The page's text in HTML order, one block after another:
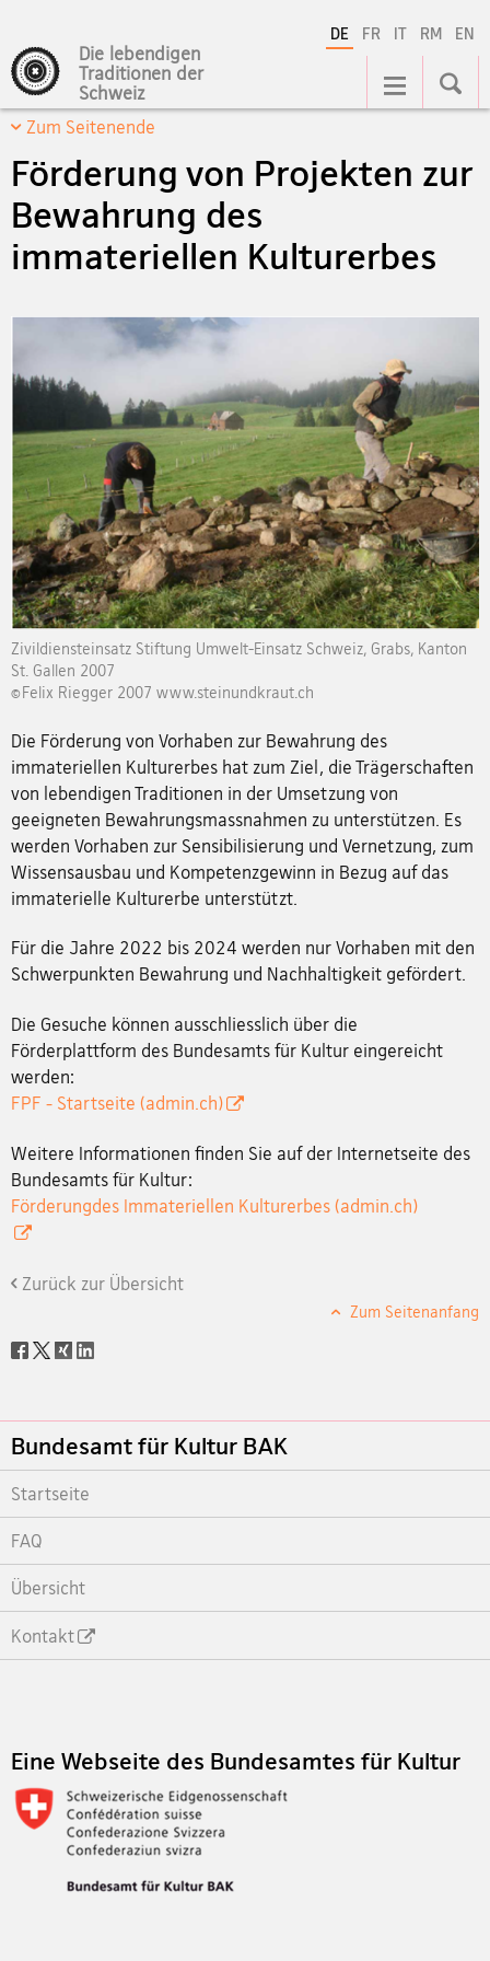
DE FR IT RM EN
Die lebendigen
Traditionen der
Schweiz
Hauptnavigation
Zum Seitenende
Förderung von Projekten zur
Bewahrung des
immateriellen Kulturerbes
Zivildiensteinsatz Stiftung Umwelt-Einsatz Schweiz, Grabs, Kanton
St. Gallen 2007
©Felix Riegger 2007 www.steinundkraut.ch
Die Förderung von Vorhaben zur Bewahrung des
immateriellen Kulturerbes hat zum Ziel, die Trägerschaften
von lebendigen Traditionen in der Umsetzung von
geeigneten Bewahrungsmassnahmen zu unterstützen. Es
werden Vorhaben zur Sensibilisierung und Vernetzung, zum
Wissensausbau und Kompetenzgewinn in Bezug auf das
immaterielle Kulturerbe unterstützt.
Für die Jahre 2022 bis 2024 werden nur Vorhaben mit den
Schwerpunkten Bewahrung und Nachhaltigkeit gefördert.
Die Gesuche können ausschliesslich über die
Förderplattform des Bundesamts für Kultur eingereicht
werden:
FPF - Startseite (admin.ch)
Weitere Informationen finden Sie auf der Internetseite des
Bundesamts für Kultur:
Förderungdes Immateriellen Kulturerbes (admin.ch)
Zurück zur Übersicht
Zum Seitenanfang
Social
Footer
Bundesamt für Kultur BAK
Startseite
FAQ
Übersicht
Kontakt
Eine Webseite des Bundesamtes für Kultur